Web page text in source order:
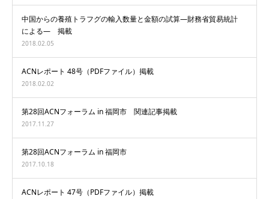
中国からの養殖トラフグの輸入数量と金額の試算―財務省貿易統計
による― 掲載
2018.02.05
ACNレポート 48号（PDFファイル）掲載
2018.02.02
第28回ACNフォーラム in 福岡市 関連記事掲載
2017.11.27
第28回ACNフォーラム in 福岡市
2017.10.18
ACNレポート 47号（PDFファイル）掲載